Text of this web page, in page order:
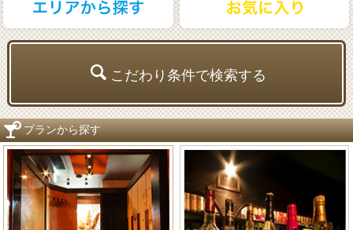
こだわり条件で検索する
プランから探す